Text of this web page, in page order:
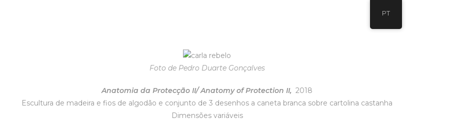
Foto de Pedro Duarte Gonçalves
Anatomia da Protecção II/Anatomy of Protection II, 2018
Escultura de madeira e fios de algodão e conjunto de 3 desenhos a caneta branca sobre cartolina castanha
Dimensões variáveis
PT